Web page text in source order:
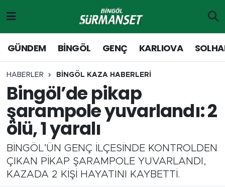
GÜNDEM BİNGÖL GENÇ KARLIOVA
HABERLER BİNGÖL KAZA HABERLERİ
Bingöl’de pikap
şarampole yuvarlandı: 2
ölü, 1 yaralı
BİNGÖL’ÜN GENÇ İLÇESİNDE KONTROLDEN
ÇIKAN PİKAP ŞARAMPOLE YUVARLANDI,
KAZADA 2 KİŞİ HAYATINI KAYBETTİ.
Genç
Solhan
Karlıova
Adaklı-Kiğı
Yayladere-Yedisu
Merkez Hava Durumu
Merkez Trafik Yoğunluk Haritası
Süper Lig Puan Durumu ve Fikstür
Tüm Manşetler
Son Dakika Haberleri